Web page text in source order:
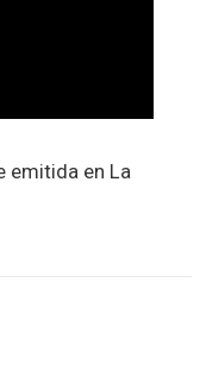
emitida en La